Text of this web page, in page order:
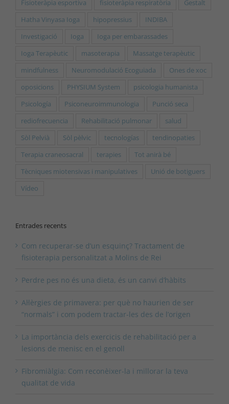
Fisioteràpia esportiva fisioteràpia respiratòria
Gestalt
Hatha Vinyasa Ioga
hipopressius
INDIBA
Investigació
Ioga
Ioga per embarassades
Ioga Terapèutic
masoterapia
Massatge terapèutic
mindfulness
Neuromodulació Ecoguiada
Ones de xoc
oposicions
PHYSIUM System
psicologia humanista
Psicología
Psiconeuroimmunologia
Punció seca
rediofrecuencia
Rehabilitació pulmonar
salud
Sòl Pelvià
Sòl pèlvic tecnologías
tendinopaties
Terapia craneosacral
terapies
Tot anirà bé
Tècniques miotensivas i manipulatives
Unió de botiguers
Vídeo
Entrades recents
Com recuperar-se d’un esquinç? Tractament de
fisioterapia personalitzat a Molins de Rei
Perdre pes no és una dieta, és un canvi d’hàbits
Al·lèrgies de primavera: per què no haurien de ser
“normals” i com podem tractar-les des de l’origen
La importància dels exercicis de rehabilitació per a
lesions de menisc en el genoll
Fibromiàlgia: Com reconèixer-la i millorar la teva
qualitat de vida